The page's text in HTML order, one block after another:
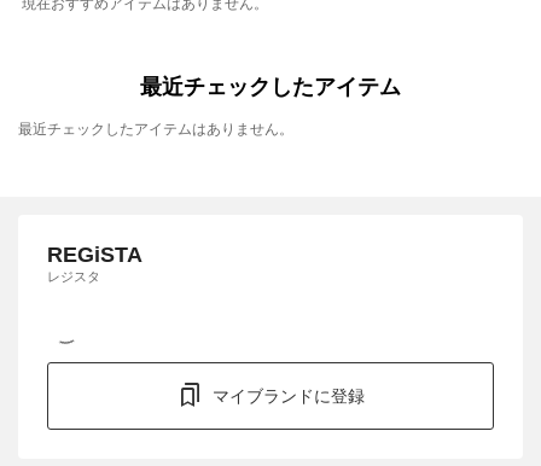
最近チェックしたアイテム
最近チェックしたアイテムはありません。
REGiSTA
レジスタ
マイブランドに登録